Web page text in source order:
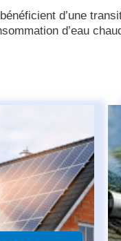
d’une
d’eau